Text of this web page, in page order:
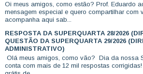
Oi meus amigos, como estão? Prof. Eduardo
mensagem especial e quero compartilhar com
acompanha aqui sab...
RESPOSTA DA SUPERQUARTA 28/2026
QUESTÃO DA SUPERQUARTA 29/2026
ADMINISTRATIVO)
Olá meus amigos, como vão? Dia da nossa
conta com mais de 12 mil respostas